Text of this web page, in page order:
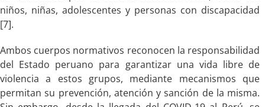
niños, niñas, adolescentes y personas con discapacidad
[7].
Ambos cuerpos normativos reconocen la responsabilidad
del Estado peruano para garantizar una vida libre de
violencia a estos grupos, mediante mecanismos que
permitan su prevención, atención y sanción de la misma.